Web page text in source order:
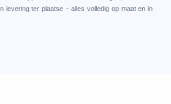
levering ter plaatse – alles volledig op maat en in